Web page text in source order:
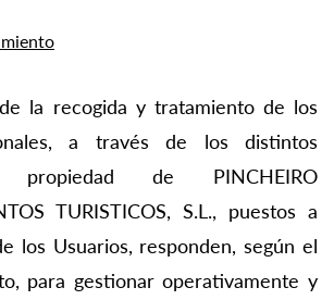
la recogida y tratamiento de los
a través de los distintos
propiedad de PINCHEIRO
TURISTICOS, S.L., puestos a
los Usuarios, responden, según el
para gestionar operativamente y